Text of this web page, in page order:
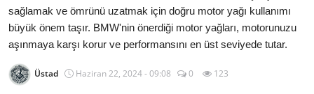
Markalar
Motosiklet
Öneriler
sağlamak ve ömrünü uzatmak için doğru motor yağı kullanımı
büyük önem taşır. BMW'nin önerdiği motor yağları, motorunuzu
aşınmaya karşı korur ve performansını en üst seviyede tutar.
Üstad Haziran 22, 2024 - 09:08 0 123